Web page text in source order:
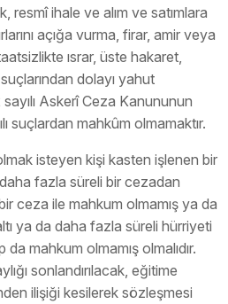
resmî ihale ve alım ve satımlara
açığa vurma, firar, amir veya
ısrar, üste hakaret,
dolayı yahut
Askerî Ceza Kanununun
suçlardan mahkûm olmamaktır.
isteyen kişi kasten işlenen bir
fazla süreli bir cezadan
ceza ile mahkum olmamış ya da
ya da daha fazla süreli hürriyeti
da mahkum olmamış olmalıdır.
sonlandırılacak, eğitime
ilişiği kesilerek sözleşmesi